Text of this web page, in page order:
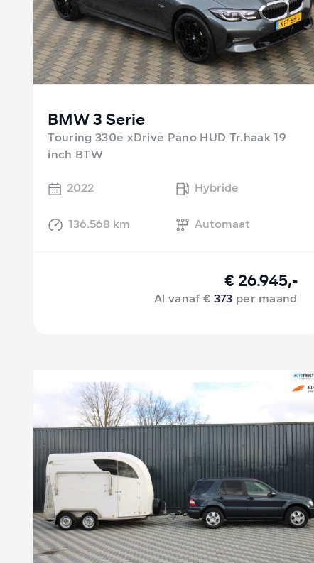
BMW 3 Serie
Touring 330e xDrive Pano HUD Tr.haak 19
inch BTW
2022
Hybride
136.568 km Automaat
€ 26.945,-
Al vanaf € 373 per maand